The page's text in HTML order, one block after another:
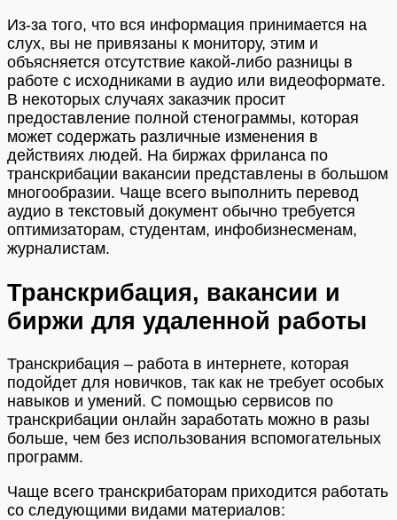
Из-за того, что вся информация принимается на
слух, вы не привязаны к монитору, этим и
объясняется отсутствие какой-либо разницы в
работе с исходниками в аудио или видеоформате.
В некоторых случаях заказчик просит
предоставление полной стенограммы, которая
может содержать различные изменения в
действиях людей. На биржах фриланса по
транскрибации вакансии представлены в большом
многообразии. Чаще всего выполнить перевод
аудио в текстовый документ обычно требуется
оптимизаторам, студентам, инфобизнесменам,
журналистам.
Транскрибация, вакансии и
биржи для удаленной работы
Транскрибация – работа в интернете, которая
подойдет для новичков, так как не требует особых
навыков и умений. С помощью сервисов по
транскрибации онлайн заработать можно в разы
больше, чем без использования вспомогательных
программ.
Чаще всего транскрибаторам приходится работать
со следующими видами материалов: